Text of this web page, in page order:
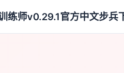
练师v0.29.1官方中文步兵